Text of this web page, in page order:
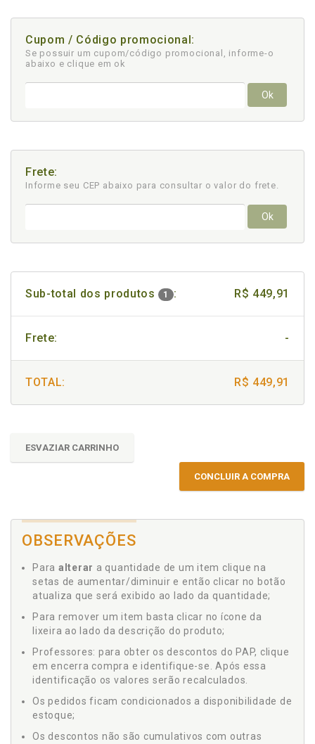
Cupom / Código promocional:
Se possuir um cupom/código promocional, informe-o
abaixo e clique em ok
Ok
Frete:
Informe seu CEP abaixo para consultar o valor do frete.
Ok
Sub-total dos produtos 1 : R$ 449,91
Frete: -
TOTAL: R$ 449,91
ESVAZIAR CARRINHO
CONCLUIR A COMPRA
OBSERVAÇÕES
Para alterar a quantidade de um item clique na
setas de aumentar/diminuir e então clicar no botão
atualiza que será exibido ao lado da quantidade;
Para remover um item basta clicar no ícone da
lixeira ao lado da descrição do produto;
Professores: para obter os descontos do PAP, clique
em encerra compra e identifique-se. Após essa
identificação os valores serão recalculados.
Os pedidos ficam condicionados a disponibilidade de
estoque;
Os descontos não são cumulativos com outras